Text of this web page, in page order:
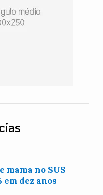
mama no SUS
em dez anos